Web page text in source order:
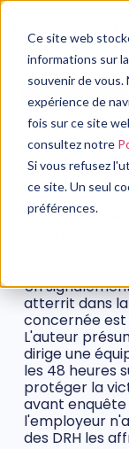
Ce site web
informations sur
souvenir de
expérience de
fois sur ce site
consultez notre
Si vous refusez
ce site. Un seul
préférences.
obligations
Un
atterrit dans la
concernée est
L'auteur
dirige une
les 48 heures
protéger la
avant enquête
l'employeur
des DRH les